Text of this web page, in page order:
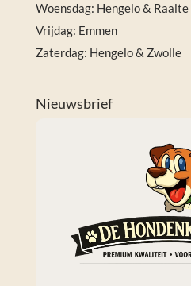
Woensdag: Hengelo & Raalte
Vrijdag: Emmen
Zaterdag: Hengelo & Zwolle
Nieuwsbrief